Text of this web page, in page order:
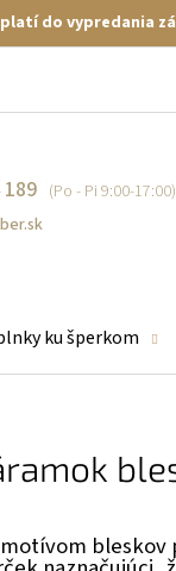
platí do vypredania
ku šperkom
bleskov